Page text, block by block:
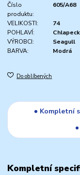
Číslo
produktu:
605/A68
VELIKOSTI:
74
POHLAVÍ:
VÝROBCI:
Seagull
BARVA:
Modrá
Do oblíbených
Kompletní
Kompletní